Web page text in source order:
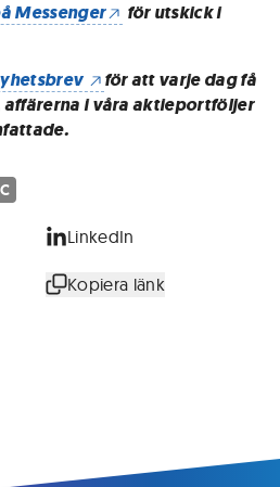
Messenger
för utskick i
för att varje dag få
affärerna i våra aktieportföljer
LinkedIn
Kopiera länk